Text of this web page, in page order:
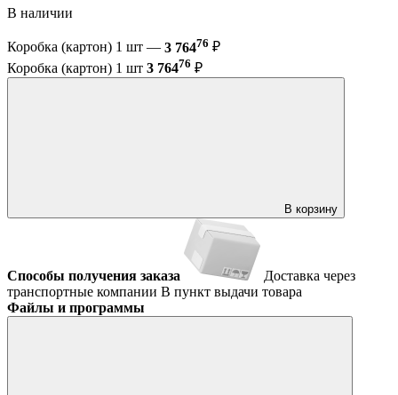
В наличии
Коробка (картон) 1 шт — 3 76476 ₽
Коробка (картон) 1 шт 3 76476 ₽
В корзину
Способы получения заказа
Доставка через
транспортные компании В пункт выдачи товара
Файлы и программы